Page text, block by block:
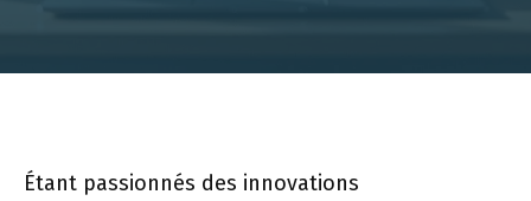
Étant passionnés des innovations